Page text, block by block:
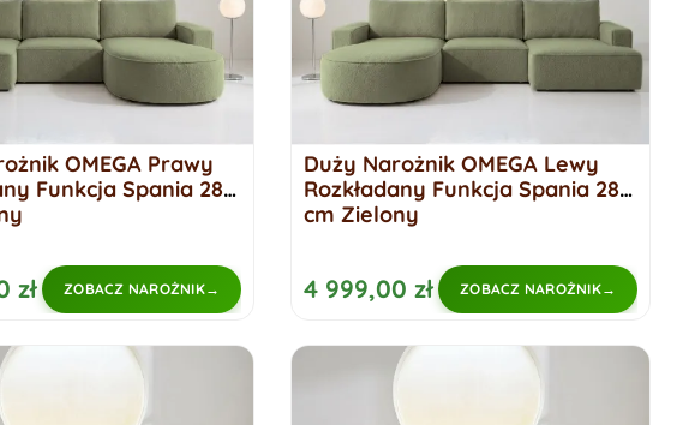
OMEGA Prawy
Funkcja Spania 284
zł ZOBACZ NAROŻNIK
Duży Narożnik OMEGA Lewy
Rozkładany Funkcja Spania 284
cm Zielony
4 999,00 zł ZOBACZ NAROŻNIK